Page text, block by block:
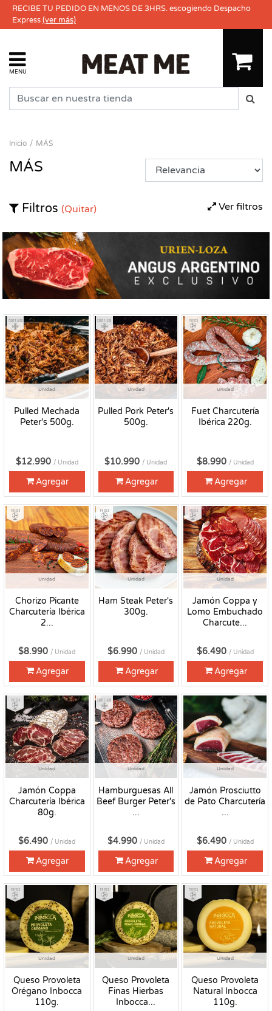
RECIBE TU PEDIDO EN MENOS DE 3HRS. escogiendo Despacho
Express(ver más)
MENU
Inicio MÁS
MÁS
Ver filtros
Filtros (Quitar)
Unidad
Pulled Mechada
Peter's 500g.
Congelado
$12.990 / Unidad
Agregar
Unidad
Pulled Pork Peter's
500g.
Congelado
$10.990 / Unidad
Agregar
Unidad
Fuet Charcutería
Ibérica 220g.
Fresco
$8.990 / Unidad
Agregar
Unidad
Chorizo Picante
Charcutería Ibérica
2...
Fresco
$8.990 / Unidad
Agregar
Unidad
Ham Steak Peter's
300g.
Fresco
$6.990 / Unidad
Agregar
Unidad
Jamón Coppa y
Lomo Embuchado
Charcute...
Fresco
$6.490 / Unidad
Agregar
Unidad
Jamón Coppa
Charcutería Ibérica
80g.
Fresco
$6.490 / Unidad
Agregar
Unidad
Hamburguesas All
Beef Burger Peter's
...
Congelado
$4.990 / Unidad
Agregar
Unidad
Jamón Prosciutto
de Pato Charcutería
...
$6.490 / Unidad
Agregar
Unidad
Queso Provoleta
Orégano Inbocca
110g.
Fresco
Unidad
Queso Provoleta
Finas Hierbas
Inbocca...
Fresco
Unidad
Queso Provoleta
Natural Inbocca
110g.
Fresco